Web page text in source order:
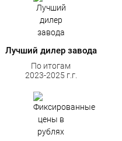
Лучший дилер завода
По итогам
2023-2025 г.г.